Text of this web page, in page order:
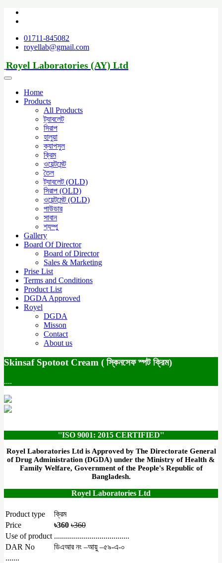
01711-845082
royellab@gmail.com
Royel Laboratories (AY) Ltd
Home
Products
All Products
ট্যাবলেট
সিরাপ
হালুয়া
ক্যাপসুল
ক্রিম
ওয়েন্টমেন্ট
তৈল
ট্যাবলেট (OLD)
সিরাপ (OLD)
ওয়েন্টমেন্ট (OLD)
পাউডার
সাবান
শ্যম্পু
Gallery
Board Of Director
Board of Director
Sales & Marketing
Prise List
Terms and Conditions
Product List
DGDA Approved
Royel
DGDA
Misson
Contact
About us
Skinsaf Spotoot Cream ( স্কিনসেফ স্পট ক্রিম)
....
''ISO 9001: 2015 CERTIFIED''
Royel Laboratories Ltd is Approved by The Directorate General
of Drug Administration (DGDA) under the Ministry of Health &
Family Welfare, Government of the People's Republic of
Bangladesh.
Royel Laboratories Ltd
Product type
ক্রিম
Price
৳360 ৳360
Use of product ......................................
DAR No
ডিএআর নং –আয়ু –৫৯-এ-০
.......